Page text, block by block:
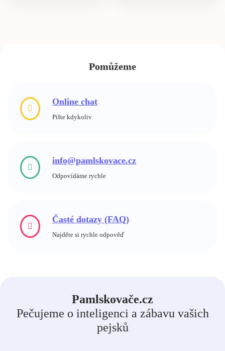
Pomůžeme
Online chat
Pište kdykoliv
info@pamlskovace.cz
Odpovídáme rychle
Časté dotazy (FAQ)
Najděte si rychle odpověď
Pamlskovače.cz
Pečujeme o inteligenci a zábavu vašich
pejsků